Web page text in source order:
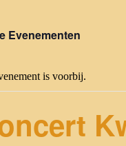
Evenementen
is voorbij.